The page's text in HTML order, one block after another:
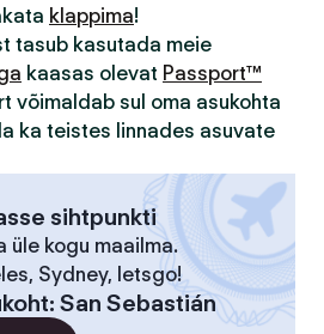
klappima!
tasub kasutada meie
kaasas olevat Passport™
võimaldab sul oma asukohta
ka teistes linnades asuvate
sihtpunkti
üle kogu maailma.
Sydney, letsgo!
: San Sebastián